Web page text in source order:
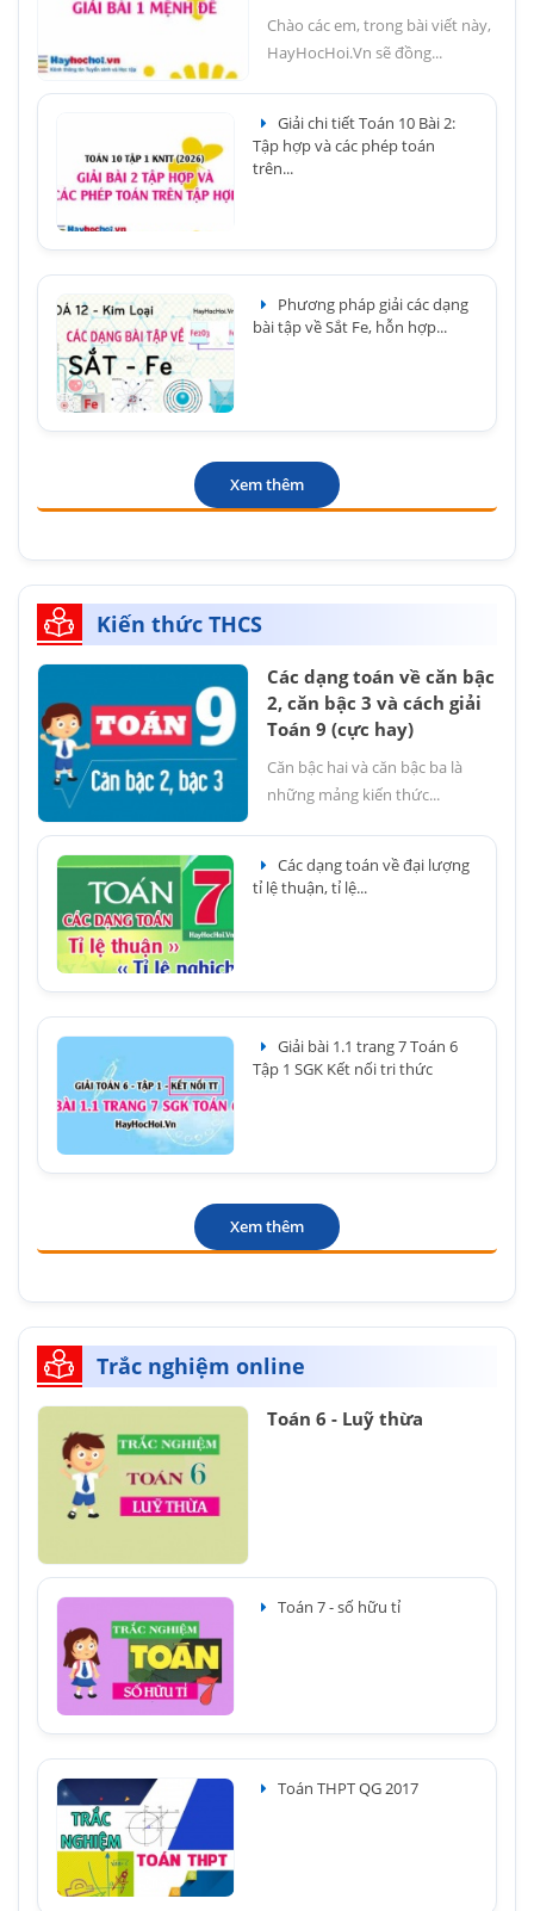
Chào các em, trong bài viết này,
HayHocHoi.Vn sẽ đồng...
Giải chi tiết Toán 10 Bài 2:
Tập hợp và các phép toán
trên...
Phương pháp giải các dạng
bài tập về Sắt Fe, hỗn hợp...
Xem thêm
Kiến thức THCS
Các dạng toán về căn bậc
2, căn bậc 3 và cách giải
Toán 9 (cực hay)
Căn bậc hai và căn bậc ba là
những mảng kiến thức...
Các dạng toán về đại lượng
tỉ lệ thuận, tỉ lệ...
Giải bài 1.1 trang 7 Toán 6
Tập 1 SGK Kết nối tri thức
Xem thêm
Trắc nghiệm online
Toán 6 - Luỹ thừa
Toán 7 - số hữu tỉ
Toán THPT QG 2017